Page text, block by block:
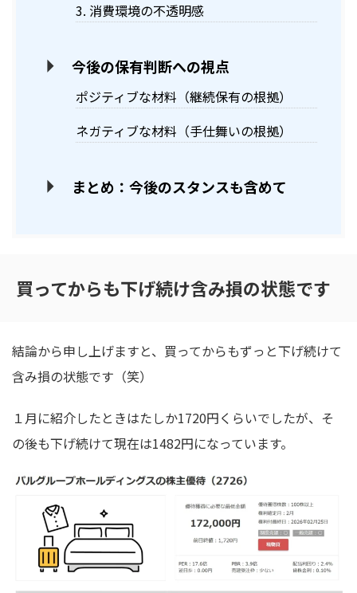
3. 消費環境の不透明感
今後の保有判断への視点
ポジティブな材料（継続保有の根拠）
ネガティブな材料（手仕舞いの根拠）
まとめ：今後のスタンスも含めて
買ってからも下げ続け含み損の状態です
結論から申し上げますと、買ってからもずっと下げ続けて
含み損の状態です（笑）
１月に紹介したときはたしか1720円くらいでしたが、そ
の後も下げ続けて現在は1482円になっています。